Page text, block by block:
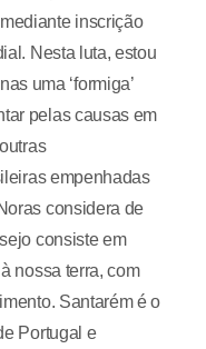
inscrição
Nesta luta, estou
uma ‘formiga’
pelas causas em
empenhadas
considera de
consiste em
nossa terra, com
Santarém é o
Portugal e